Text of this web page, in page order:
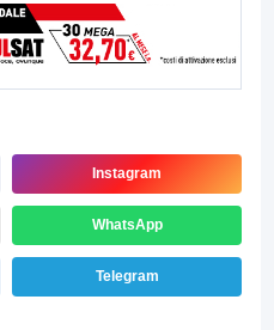
Instagram
WhatsApp
Telegram